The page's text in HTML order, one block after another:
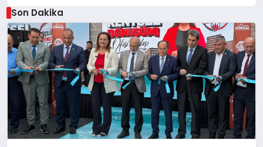
Son Dakika